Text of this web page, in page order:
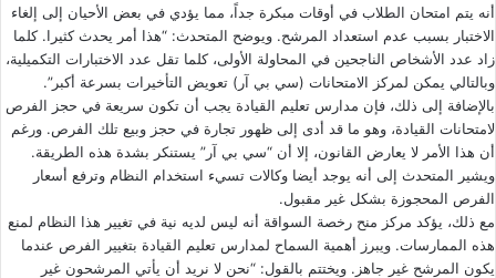
أنه يتم امتحان الطلاب في أوقات مبكرة جداً، مما يؤدي في بعض الأحيان إلى إلغاء
الاختبار بسبب عدم استعداد المرشح. ويوضح المتحدث: “هذا أمر يحدث كثيرا. كلما
زاد عدد الأشخاص الناجحين في المحاولة الأولى، كلما تقل عدد الاختبارات التكميلية،
وبالتالي يمكن لمركز الامتحانات (سي بي آر) تعويض التأخيرات بسرعة أكبر”.
بالإضافة إلى ذلك، فإن مدارس تعليم القيادة يجب أن تكون سريعة في حجز الفرص
لامتحانات القيادة، وهو ما قد أدى إلى ظهور تجارة في حجز وبيع تلك الفرص. ورغم
أن هذا الأمر لا يعارض القانون، إلا أن “سي بي آر” يستنكر بشدة هذه الطريقة.
ويشير المتحدث إلى أنه يوجد أيضا وكالات تسيء استخدام النظام وترفع أسعار
الفرص المحجوزة بشكل غير مقبول.
مع ذلك، يؤكد مركز منح رخصة السواقة أنه ليس لديه نية في تغيير هذا النظام لمنع
هذه الممارسات. ويبرز أهمية السماح لمدارس تعليم القيادة بتغيير الفرص عندما
يكون المرشح غير جاهز. ويختتم بالقول: “نحن لا نريد أن يأتي المرشحون غير